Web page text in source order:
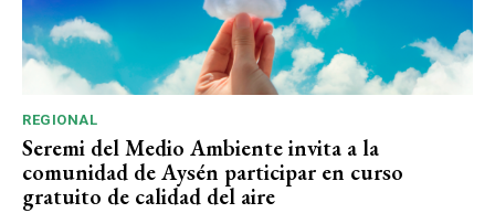
REGIONAL
Seremi del Medio Ambiente invita a la
comunidad de Aysén participar en curso
gratuito de calidad del aire